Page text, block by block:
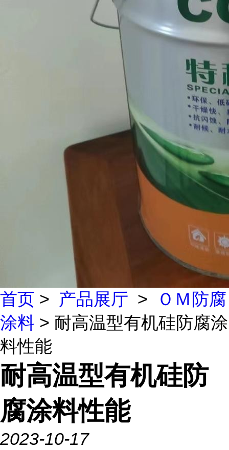
首页 > 产品展厅 >
ＯＭ防腐
涂料 > 耐高温型有机硅防腐涂
料性能
耐高温型有机硅防
腐涂料性能
2023-10-17